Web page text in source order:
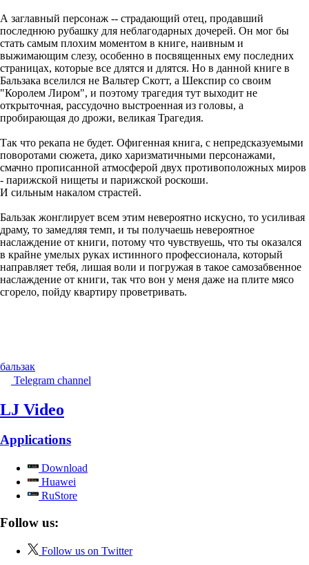
А заглавный персонаж -- страдающий отец, продавший
последнюю рубашку для неблагодарных дочерей. Он мог бы
стать самым плохим моментом в книге, наивным и
выжимающим слезу, особенно в посвященных ему последних
страницах, которые все длятся и длятся. Но в данной книге в
Бальзака вселился не Вальтер Скотт, а Шекспир со своим
"Королем Лиром", и поэтому трагедия тут выходит не
открыточная, рассудочно выстроенная из головы, а
пробирающая до дрожи, великая Трагедия.
Так что рекапа не будет. Офигенная книга, с непредсказуемыми
поворотами сюжета, дико харизматичными персонажами,
смачно прописанной атмосферой двух противоположных миров
- парижской нищеты и парижской роскоши.
И сильным накалом страстей.
Бальзак жонглирует всем этим невероятно искусно, то усиливая
драму, то замедляя темп, и ты получаешь невероятное
наслаждение от книги, потому что чувствуешь, что ты оказался
в крайне умелых руках истинного профессионала, который
направляет тебя, лишая воли и погружая в такое самозабвенное
наслаждение от книги, так что вон у меня даже на плите мясо
сгорело, пойду квартиру проветривать.
бальзак
Telegram channel
LJ Video
Applications
Download
Huawei
RuStore
Follow us:
Follow us on Twitter